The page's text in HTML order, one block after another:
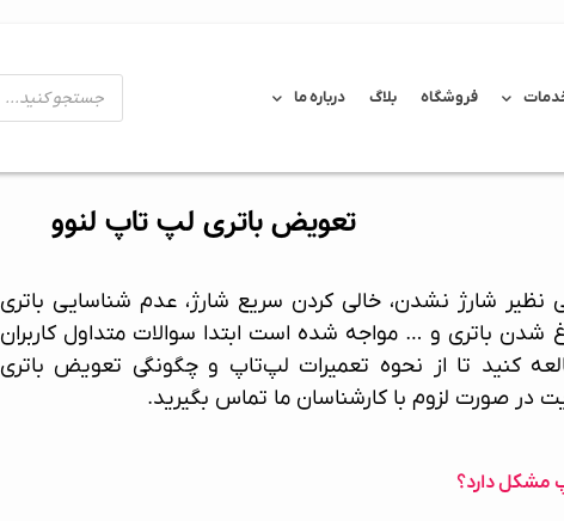
فروشگاه بلاگ درباره ما
تعویض باتری لپ تاپ لنوو
نظیر شارژ نشدن، خالی کردن سریع شارژ، عدم شناسایی باتری
شدن باتری و … مواجه شده است ابتدا سوالات متداول کاربران
کنید تا از نحوه تعمیرات لپ‌تاپ و چگونگی تعویض باتری
در صورت لزوم با کارشناسان ما تماس بگیرید.
مشکل دارد؟